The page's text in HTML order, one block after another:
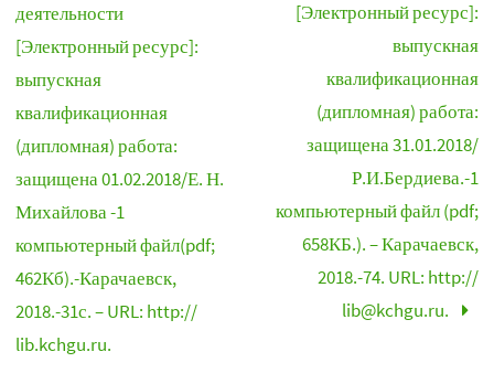
деятельности
[Электронный ресурс]:
выпускная
квалификационная
(дипломная) работа:
защищена 01.02.2018/Е. Н.
Михайлова -1
компьютерный файл(pdf;
462Кб).-Карачаевск,
2018.-31с. – URL: http://
lib.kchgu.ru.
[Электронный ресурс]:
выпускная
квалификационная
(дипломная) работа:
защищена 31.01.2018/
Р.И.Бердиева.-1
компьютерный файл (pdf;
658КБ.). – Карачаевск,
2018.-74. URL: http://
lib@kchgu.ru.